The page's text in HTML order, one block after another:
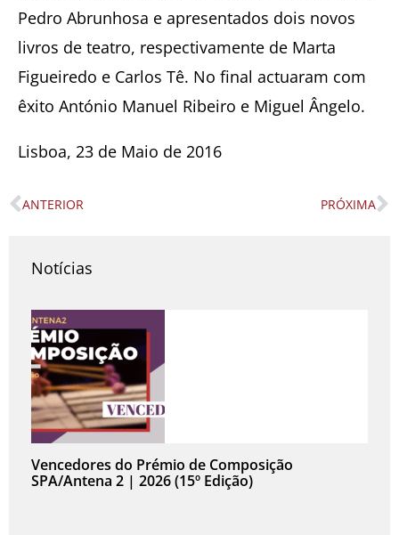
Pedro Abrunhosa e apresentados dois novos
livros de teatro, respectivamente de Marta
Figueiredo e Carlos Tê. No final actuaram com
êxito António Manuel Ribeiro e Miguel Ângelo.
Lisboa, 23 de Maio de 2016
Prev
ANTERIOR PRÓXIMA
Notícias
Vencedores do Prémio de Composição
SPA/Antena 2 | 2026 (15º Edição)